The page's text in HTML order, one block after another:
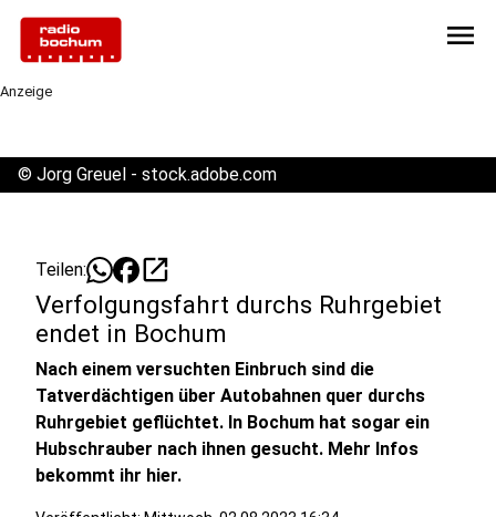
menu
Anzeige
© Jorg Greuel - stock.adobe.com
Teilen: open_in_new
Verfolgungsfahrt durchs Ruhrgebiet
endet in Bochum
Nach einem versuchten Einbruch sind die
Tatverdächtigen über Autobahnen quer durchs
Ruhrgebiet geflüchtet. In Bochum hat sogar ein
Hubschrauber nach ihnen gesucht. Mehr Infos
bekommt ihr hier.